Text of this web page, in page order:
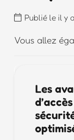
Publié le il y
Vous allez
Les